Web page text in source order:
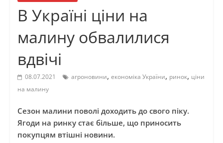
В Україні ціни на
малину обвалилися
вдвічі
08.07.2021 агроновини, економіка України, ринок, ціни
на малину
Сезон малини поволі доходить до свого піку.
Ягоди на ринку стає більше, що приносить
покупцям втішні новини.